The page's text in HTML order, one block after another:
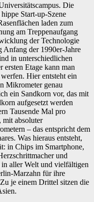
Die
Start-up-Szene
laden zum
am Treppenaufgang
der Technologie
Anfang der 1990er-Jahre
in unterschiedlichen
ersten Etage kann man
Hier entsteht ein
Mikrometer genau
ein Sandkorn vor, das mit
aufgesetzt werden
Tausende Mal pro
mit absoluter
– das entspricht dem
Was hieraus entsteht,
in Chips im Smartphone,
und
aller Welt und vielfältigen
Marzahn für ihre
je einem Drittel sitzen die